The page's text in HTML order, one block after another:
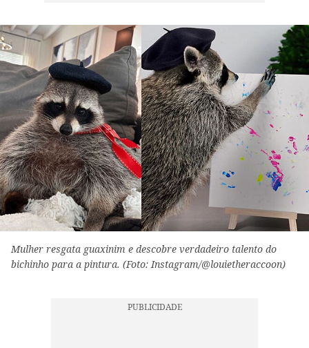
Mulher resgata guaxinim e descobre verdadeiro talento do
bichinho para a pintura. (Foto: Instagram/@louietheraccoon)